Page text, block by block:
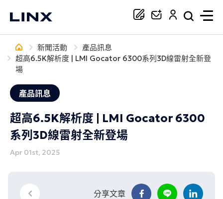
你正在尋找協助嗎？
新聞活動
產品訊息
超高6.5K解析度 | LMI Gocator 6300系列3D線雷射全新登
場
產品訊息
超高6.5K解析度 | LMI Gocator 6300
系列3D線雷射全新登場
Apr 01st, 2025
分享文章